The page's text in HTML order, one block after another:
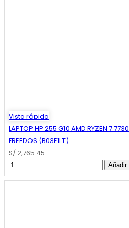
Vista rápida
LAPTOP HP 255 G10 AMD RYZEN 7
FREEDOS (B03E1LT)
S/ 2,765.45
Añadir